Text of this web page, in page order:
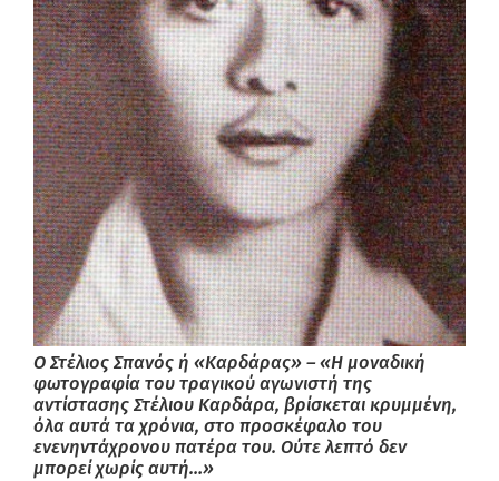
Ο Στέλιος Σπανός ή «Καρδάρας» – «Η μοναδική
φωτογραφία του τραγικού αγωνιστή της
αντίστασης Στέλιου Καρδάρα, βρίσκεται κρυμμένη,
όλα αυτά τα χρόνια, στο προσκέφαλο του
ενενηντάχρονου πατέρα του. Ούτε λεπτό δεν
μπορεί χωρίς αυτή…»